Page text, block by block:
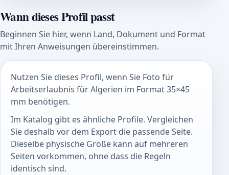
Wann dieses Profil passt
Beginnen Sie hier, wenn Land, Dokument und Format
mit Ihren Anweisungen übereinstimmen.
Nutzen Sie dieses Profil, wenn Sie Foto für
Arbeitserlaubnis für Algerien im Format 35×45
mm benötigen.
Im Katalog gibt es ähnliche Profile. Vergleichen
Sie deshalb vor dem Export die passende Seite.
Dieselbe physische Größe kann auf mehreren
Seiten vorkommen, ohne dass die Regeln
identisch sind.